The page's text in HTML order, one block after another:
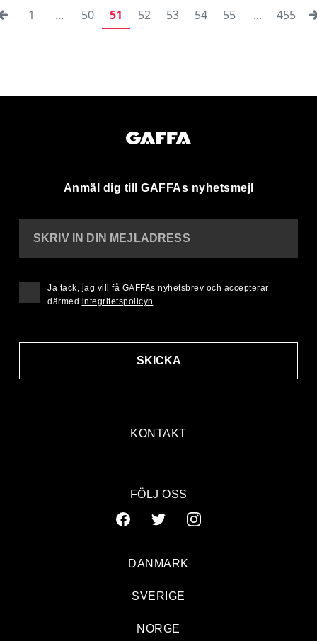
1 ... 50 51 52 53 54 55 ... 455
Anmäl dig till GAFFAs nyhetsmejl
KONTAKT
SKRIV IN DIN MEJLADRESS
SKICKA
Ja tack, jag vill få GAFFAs nyhetsbrev och accepterar
därmed integritetspolicyn
FÖLJ OSS
DANMARK
SVERIGE
NORGE